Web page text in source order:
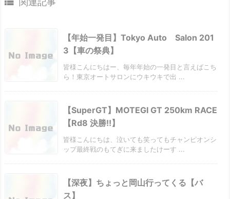
【年始一発目】Tokyo Auto Salon 201
3【車の祭典】
皆様こんにちはー、毎年年始の一発目と言えばこち
ら！東京オートサロンにウキウキで出 ...
【SuperGT】MOTEGI GT 250km RACE
【Rd8 決勝!!】
皆様こんにちは、泣いても笑ってもチャンピオンシ
ップ最終戦のもてぎに来ましたけーす ...
【深夜】ちょっと岡山行ってくる【バ
ス】